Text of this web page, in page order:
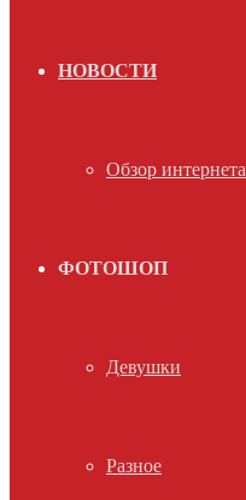
НОВОСТИ
Обзор интернета
ФОТОШОП
Девушки
Разное